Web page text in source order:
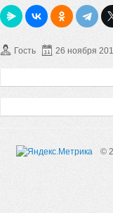
Гость 26 ноября
©